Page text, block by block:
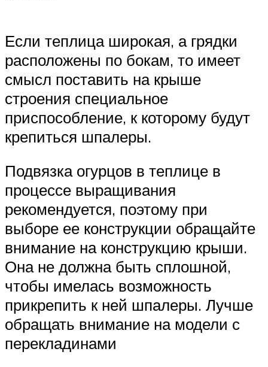
Если теплица широкая, а грядки
расположены по бокам, то имеет
смысл поставить на крыше
строения специальное
приспособление, к которому будут
крепиться шпалеры.
Подвязка огурцов в теплице в
процессе выращивания
рекомендуется, поэтому при
выборе ее конструкции обращайте
внимание на конструкцию крыши.
Она не должна быть сплошной,
чтобы имелась возможность
прикрепить к ней шпалеры. Лучше
обращать внимание на модели с
перекладинами